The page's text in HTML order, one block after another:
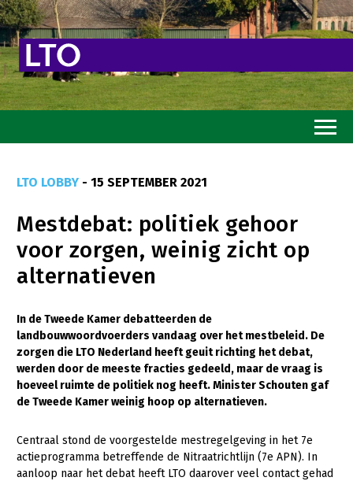
Goed eten
Mooi groen
Sterk ondernemerschap
Transitiepaden
Thema’s
Gezonde planten
Gezonde dieren
Natuur, klimaat en energie
Bodem en water
LTO LOBBY - 15 SEPTEMBER 2021
Mestdebat: politiek gehoor
voor zorgen, weinig zicht op
alternatieven
In de Tweede Kamer debatteerden de
landbouwwoordvoerders vandaag over het mestbeleid. De
zorgen die LTO Nederland heeft geuit richting het debat,
werden door de meeste fracties gedeeld, maar de vraag is
hoeveel ruimte de politiek nog heeft. Minister Schouten gaf
de Tweede Kamer weinig hoop op alternatieven.
Centraal stond de voorgestelde mestregelgeving in het 7e
actieprogramma betreffende de Nitraatrichtlijn (7e APN). In
aanloop naar het debat heeft LTO daarover veel contact gehad